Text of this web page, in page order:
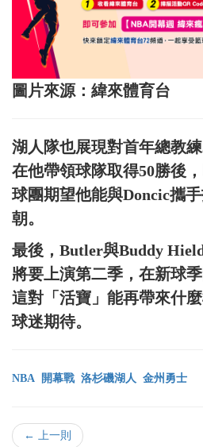
圖片來源：緯來體育台
湖人隊也展現對首年總教
在他帶領球隊取得50勝後
球團期望他能與Doncic攜
朝。
最後，Butler與Buddy
將要上演第二季，在新球
這對「活寶」能再帶來什
球迷期待。
NBA 開幕戰 洛杉磯湖人 金州勇士
← 上一則